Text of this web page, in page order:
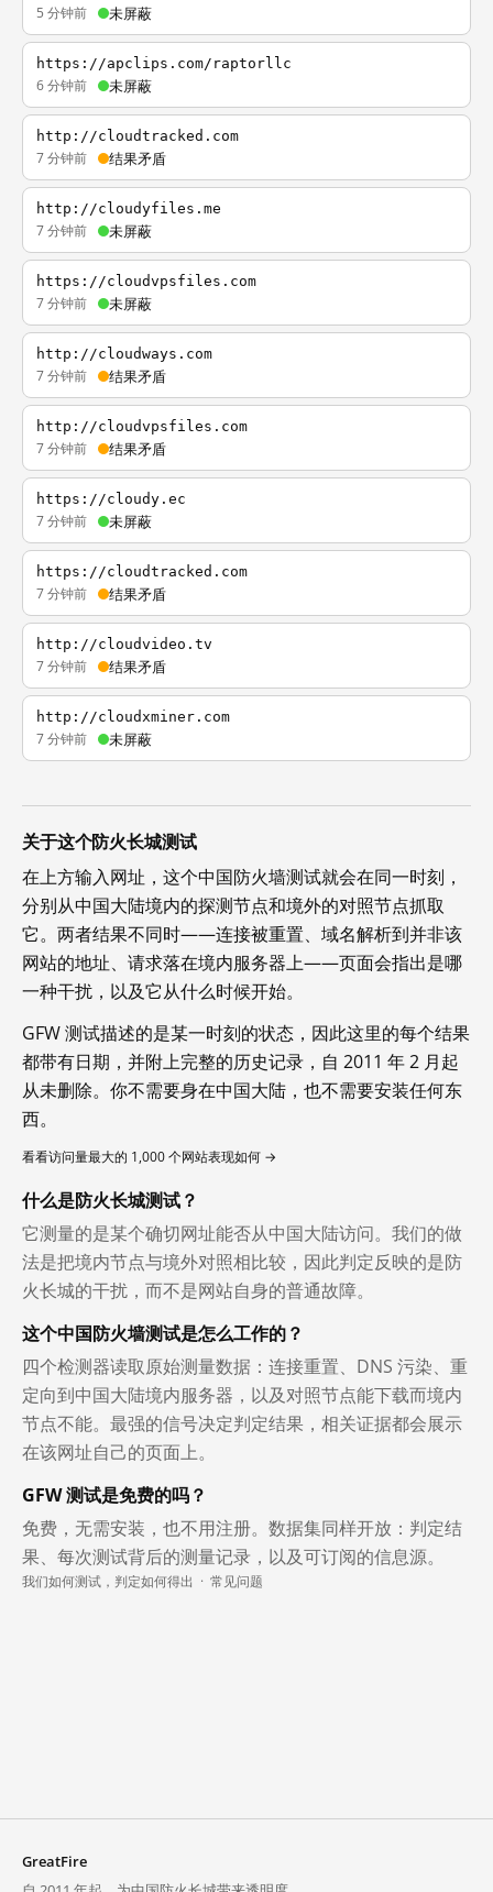
5 分钟前 未屏蔽
https://apclips.com/raptorllc
6 分钟前 未屏蔽
http://cloudtracked.com
7 分钟前 结果矛盾
http://cloudyfiles.me
7 分钟前 未屏蔽
https://cloudvpsfiles.com
7 分钟前 未屏蔽
http://cloudways.com
7 分钟前 结果矛盾
http://cloudvpsfiles.com
7 分钟前 结果矛盾
https://cloudy.ec
7 分钟前 未屏蔽
https://cloudtracked.com
7 分钟前 结果矛盾
http://cloudvideo.tv
7 分钟前 结果矛盾
http://cloudxminer.com
7 分钟前 未屏蔽
关于这个防火长城测试
在上方输入网址，这个中国防火墙测试就会在同一时刻，
分别从中国大陆境内的探测节点和境外的对照节点抓取
它。两者结果不同时——连接被重置、域名解析到并非该
网站的地址、请求落在境内服务器上——页面会指出是哪
一种干扰，以及它从什么时候开始。
GFW 测试描述的是某一时刻的状态，因此这里的每个结果
都带有日期，并附上完整的历史记录，自 2011 年 2 月起
从未删除。你不需要身在中国大陆，也不需要安装任何东
西。
看看访问量最大的 1,000 个网站表现如何 →
什么是防火长城测试？
它测量的是某个确切网址能否从中国大陆访问。我们的做
法是把境内节点与境外对照相比较，因此判定反映的是防
火长城的干扰，而不是网站自身的普通故障。
这个中国防火墙测试是怎么工作的？
四个检测器读取原始测量数据：连接重置、DNS 污染、重
定向到中国大陆境内服务器，以及对照节点能下载而境内
节点不能。最强的信号决定判定结果，相关证据都会展示
在该网址自己的页面上。
GFW 测试是免费的吗？
免费，无需安装，也不用注册。数据集同样开放：判定结
果、每次测试背后的测量记录，以及可订阅的信息源。
我们如何测试，判定如何得出 · 常见问题
GreatFire